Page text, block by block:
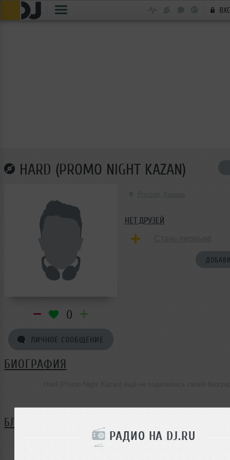
РАДИО НА DJ.RU
HARD (PROMO NIGHT KAZAN)
0
ЛИЧНОЕ СООБЩЕНИЕ
НЕТ ДРУЗЕЙ
БИОГРАФИЯ
БЛОГ